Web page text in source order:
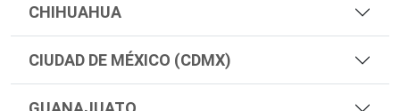
CHIHUAHUA
CIUDAD DE MÉXICO (CDMX)